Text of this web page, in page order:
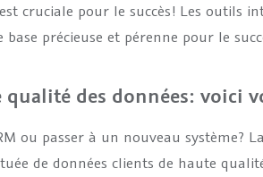
cruciale pour le succès! Les outils
précieuse et pérenne pour le
des données: voici
ou passer à un nouveau système?
de données clients de haute